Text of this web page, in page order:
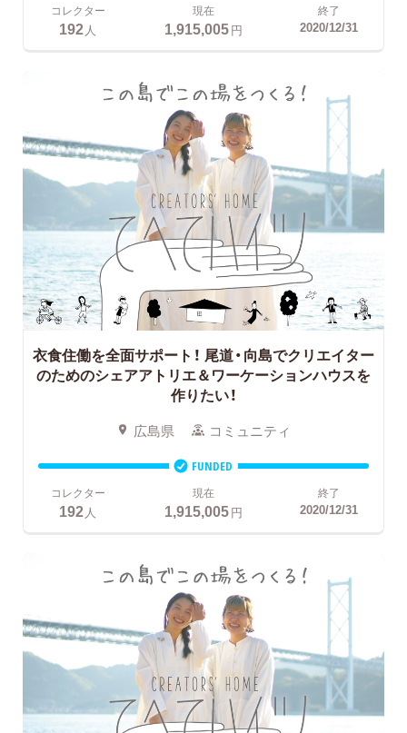
コレクター
192 人
現在
1,915,005円
終了
2020/12/31
衣食住働を全面サポート！ 尾道・向島でクリエイター
のためのシェアアトリエ＆ワーケーションハウスを
作りたい！
広島県 コミュニティ
FUNDED
コレクター
192人
現在
1,915,005円
終了
2020/12/31